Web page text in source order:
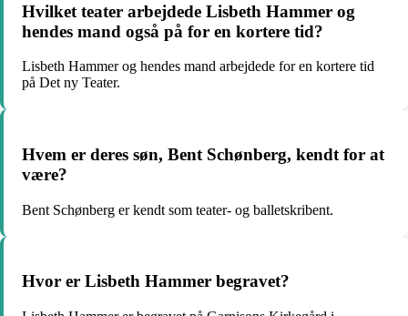
Hvilket teater arbejdede Lisbeth Hammer og
hendes mand også på for en kortere tid?
Lisbeth Hammer og hendes mand arbejdede for en kortere tid
på Det ny Teater.
Hvem er deres søn, Bent Schønberg, kendt for at
være?
Bent Schønberg er kendt som teater- og balletskribent.
Hvor er Lisbeth Hammer begravet?